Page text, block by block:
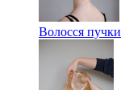
Волосся пучки